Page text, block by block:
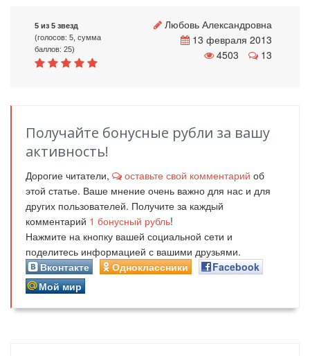
5 из 5 звезд
(голосов: 5, сумма
баллов: 25)
Любовь Александровна
13 февраля 2013
4503
13
Получайте бонусные рубли за вашу
активность!
Дорогие читатели, оставьте свой комментарий об
этой статье. Ваше мнение очень важно для нас и для
других пользователей. Получите за каждый
комментарий 1 бонусный рубль!
Нажмите на кнопку вашей социальной сети и
поделитесь информацией с вашими друзьями.
Вконтакте
Одноклассники
Facebook
Мой мир